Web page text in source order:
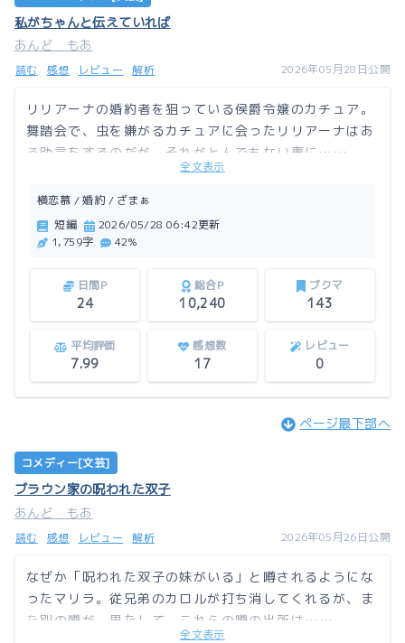
私がちゃんと伝えていれば
あんど もあ
読む 感想 レビュー 解析 2026年05月28日公開
リリアーナの婚約者を狙っている侯爵令嬢のカチュア。
舞踏会で、虫を嫌がるカチュアに会ったリリアーナはあ
る助言をするのだが、それがとんでもない事に……。
この作品はアルファポリスにも掲載しています。
全文表示
横恋慕 / 婚約 / ざまぁ
短編
2026/05/28 06:42更新
1,759字
42%
日間P
24
総合P
10,240
ブクマ
143
平均評価
7.99
感想数
17
レビュー
0
ページ最下部へ
コメディー[文芸]
ブラウン家の呪われた双子
あんど もあ
読む 感想 レビュー 解析 2026年05月26日公開
なぜか「呪われた双子の妹がいる」と噂されるようにな
ったマリラ。従兄弟のカロルが打ち消してくれるが、ま
た別の噂が。果たして、これらの噂の出所は……。
全文表示